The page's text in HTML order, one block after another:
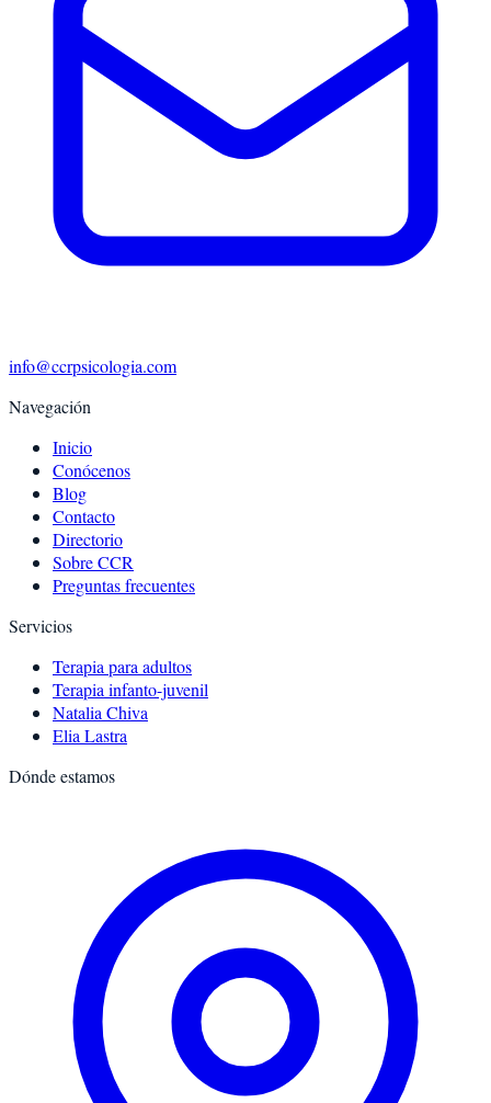
info@ccrpsicologia.com
Navegación
Inicio
Conócenos
Blog
Contacto
Directorio
Sobre CCR
Preguntas frecuentes
Servicios
Terapia para adultos
Terapia infanto-juvenil
Natalia Chiva
Elia Lastra
Dónde estamos